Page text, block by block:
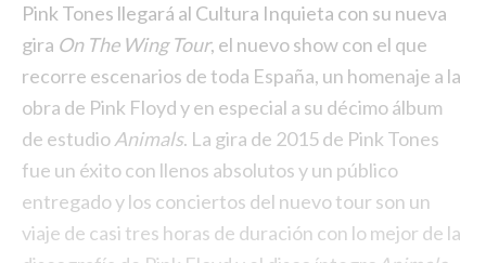
Pink Tones llegará al Cultura Inquieta con su nueva
gira On The Wing Tour, el nuevo show con el que
recorre escenarios de toda España, un homenaje a la
obra de Pink Floyd y en especial a su décimo álbum
de estudioAnimals. La gira de 2015 de Pink Tones
fue un éxito con llenos absolutos y un público
entregado y los conciertos del nuevo tour son un
viaje de casi tres horas de duración con lo mejor de la